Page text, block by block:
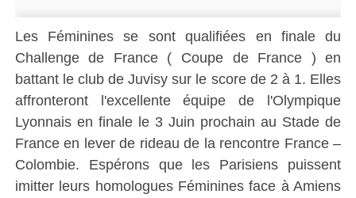
Les Féminines se sont qualifiées en finale du
Challenge de France ( Coupe de France ) en
battant le club de Juvisy sur le score de 2 à 1. Elles
affronteront l'excellente équipe de l'Olympique
Lyonnais en finale le 3 Juin prochain au Stade de
France en lever de rideau de la rencontre France –
Colombie. Espérons que les Parisiens puissent
imitter leurs homologues Féminines face à Amiens